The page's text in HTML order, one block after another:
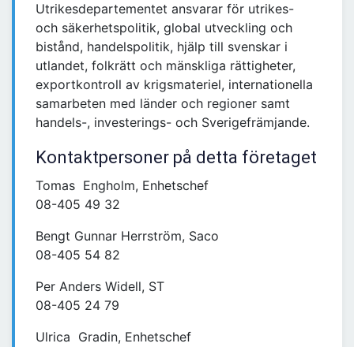
Utrikesdepartementet ansvarar för utrikes-
och säkerhetspolitik, global utveckling och
bistånd, handelspolitik, hjälp till svenskar i
utlandet, folkrätt och mänskliga rättigheter,
exportkontroll av krigsmateriel, internationella
samarbeten med länder och regioner samt
handels-, investerings- och Sverigefrämjande.
Kontaktpersoner på detta företaget
Tomas Engholm, Enhetschef
08-405 49 32
Bengt Gunnar Herrström, Saco
08-405 54 82
Per Anders Widell, ST
08-405 24 79
Ulrica Gradin, Enhetschef